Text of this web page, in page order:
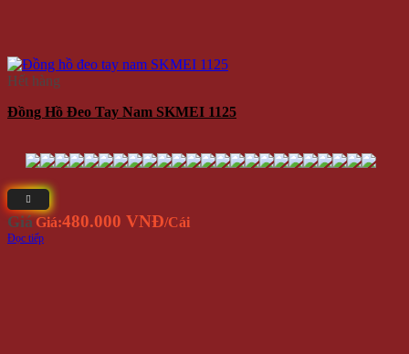
Hết hàng
Đồng Hồ Đeo Tay Nam SKMEI 1125
Giá Giá:480.000 VNĐ/Cái
Đọc tiếp